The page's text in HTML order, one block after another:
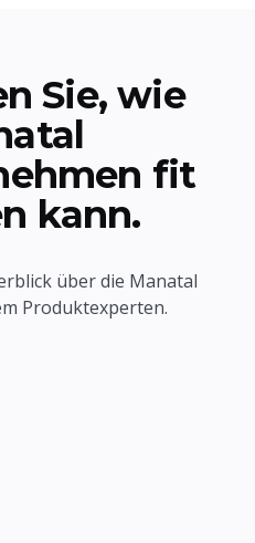
Sie, wie
fit
kann.
über die Manatal
Produktexperten.